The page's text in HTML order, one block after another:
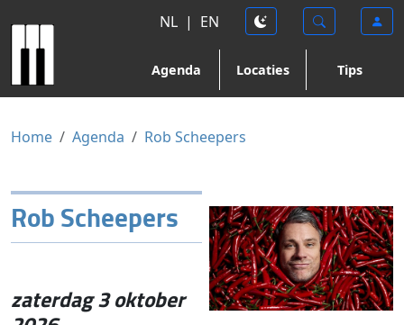
NL | EN
Agenda Locaties Tips
Home Agenda Rob Scheepers
Rob Scheepers
zaterdag 3 oktober